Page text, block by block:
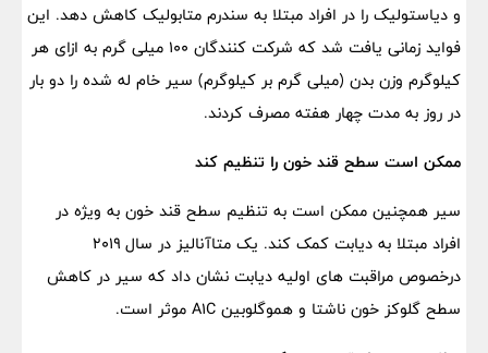
و دیاستولیک را در افراد مبتلا به سندرم متابولیک کاهش دهد. این
فواید زمانی یافت شد که شرکت کنندگان ۱۰۰ میلی گرم به ازای هر
کیلوگرم وزن بدن (میلی گرم بر کیلوگرم) سیر خام له شده را دو بار
در روز به مدت چهار هفته مصرف کردند.
ممکن است سطح قند خون را تنظیم کند
سیر همچنین ممکن است به تنظیم سطح قند خون به ویژه در
افراد مبتلا به دیابت کمک کند. یک متاآنالیز در سال ۲۰۱۹
درخصوص مراقبت های اولیه دیابت نشان داد که سیر در کاهش
سطح گلوکز خون ناشتا و هموگلوبین A1C موثر است.